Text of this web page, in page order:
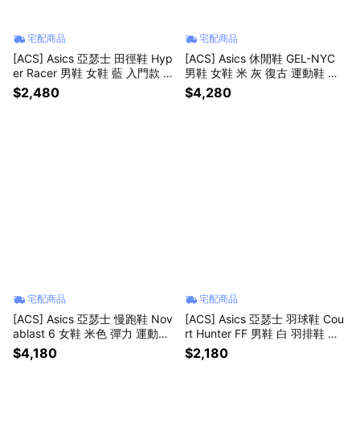
宅配商品
[ACS] Asics 亞瑟士 田徑鞋 Hyp
er Racer 男鞋 女鞋 藍 入門款 長
距離 運動鞋 1093A233400
$2,480
宅配商品
[ACS] Asics 休閒鞋 GEL-NYC
男鞋 女鞋 米 灰 復古 運動鞋 亞
瑟士 1201A789103
$4,280
宅配商品
[ACS] Asics 亞瑟士 慢跑鞋 Nov
ablast 6 女鞋 米色 彈力 運動鞋
1012C008250
$4,180
宅配商品
[ACS] Asics 亞瑟士 羽球鞋 Cou
rt Hunter FF 男鞋 白 羽排鞋 匹
克球 室內運動 1071A111104
$2,180